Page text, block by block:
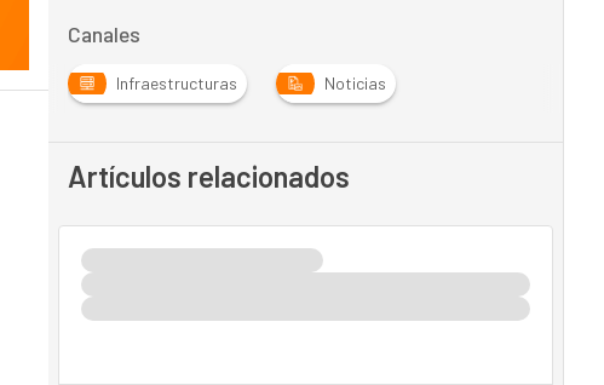
Canales
Infraestructuras Noticias
Artículos relacionados